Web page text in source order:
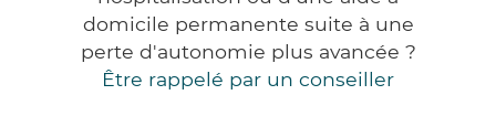
domicile permanente suite à une
perte d'autonomie plus avancée ?
Être rappelé par un conseiller